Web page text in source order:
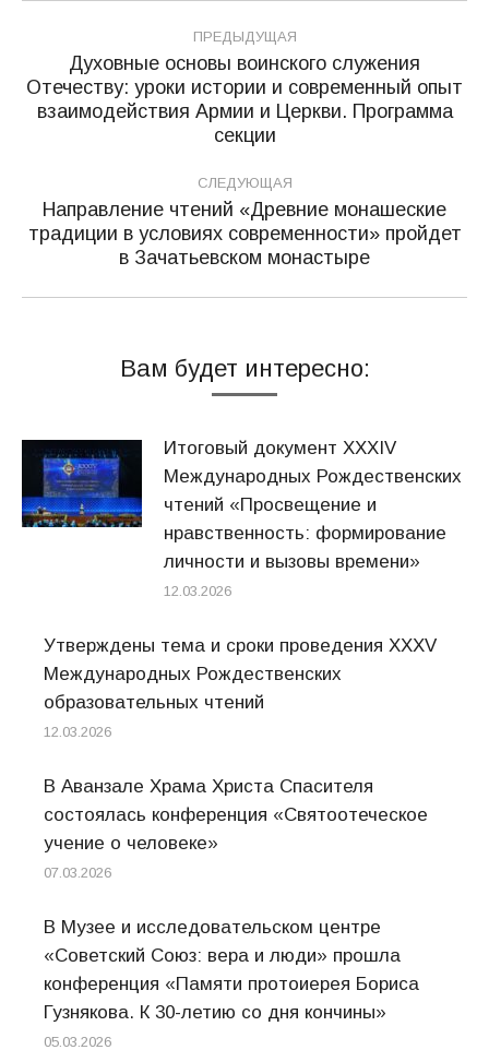
Навигация
записям
ПРЕДЫДУЩАЯ
Предыдущая
запись:
Духовные основы воинского служения
Отечеству: уроки истории и современный опыт
взаимодействия Армии и Церкви. Программа
секции
СЛЕДУЮЩАЯ
Следующая
запись:
Направление чтений «Древние монашеские
традиции в условиях современности» пройдет
в Зачатьевском монастыре
Вам будет интересно:
Итоговый документ XXХIV
Международных Рождественских
чтений «Просвещение и
нравственность: формирование
личности и вызовы времени»
12.03.2026
Утверждены тема и сроки проведения XXXV
Международных Рождественских
образовательных чтений
12.03.2026
В Аванзале Храма Христа Спасителя
состоялась конференция «Святоотеческое
учение о человеке»
07.03.2026
В Музее и исследовательском центре
«Советский Союз: вера и люди» прошла
конференция «Памяти протоиерея Бориса
Гузнякова. К 30-летию со дня кончины»
05.03.2026